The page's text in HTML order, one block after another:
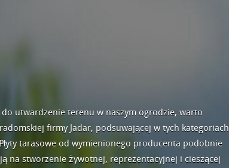
utwardzenie terenu w naszym ogrodzie, warto
firmy Jadar, podsuwającej w tych kategoriach
tarasowe od wymienionego producenta podobnie
na stworzenie żywotnej, reprezentacyjnej i cieszącej